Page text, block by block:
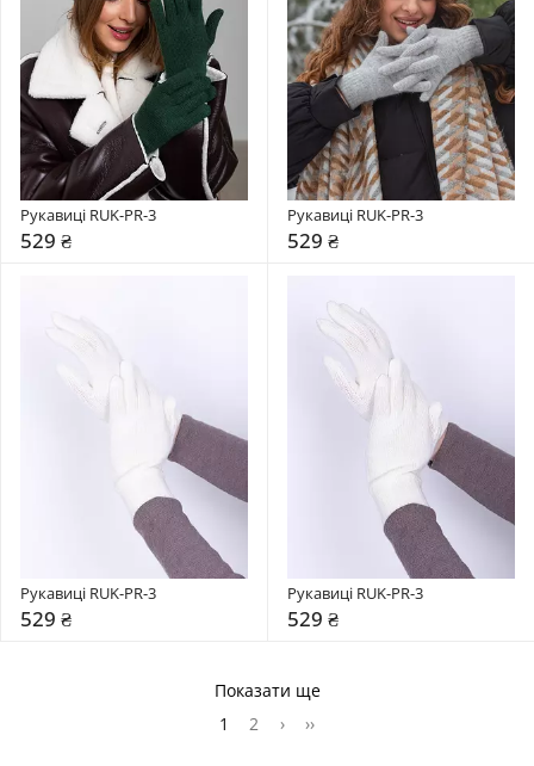
Рукавиці RUK-PR-3
529 ₴
Рукавиці RUK-PR-3
529 ₴
Рукавиці RUK-PR-3
529 ₴
Рукавиці RUK-PR-3
529 ₴
Показати ще
1
2 › ››